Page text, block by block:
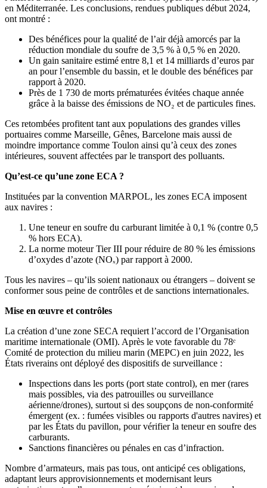
en Méditerranée. Les conclusions, rendues publiques début 2024,
ont montré :
Des bénéfices pour la qualité de l’air déjà amorcés par la
réduction mondiale du soufre de 3,5 % à 0,5 % en 2020.
Un gain sanitaire estimé entre 8,1 et 14 milliards d’euros par
an pour l’ensemble du bassin, et le double des bénéfices par
rapport à 2020.
Près de 1 730 de morts prématurées évitées chaque année
grâce à la baisse des émissions de NO₂ et de particules fines.
Ces retombées profitent tant aux populations des grandes villes
portuaires comme Marseille, Gênes, Barcelone mais aussi de
moindre importance comme Toulon ainsi qu’à ceux des zones
intérieures, souvent affectées par le transport des polluants.
Qu’est-ce qu’une zone ECA ?
Instituées par la convention MARPOL, les zones ECA imposent
aux navires :
Une teneur en soufre du carburant limitée à 0,1 % (contre 0,5
% hors ECA).
La norme moteur Tier III pour réduire de 80 % les émissions
d’oxydes d’azote (NOₓ) par rapport à 2000.
Tous les navires – qu’ils soient nationaux ou étrangers – doivent se
conformer sous peine de contrôles et de sanctions internationales.
Mise en œuvre et contrôles
La création d’une zone SECA requiert l’accord de l’Organisation
maritime internationale (OMI). Après le vote favorable du 78ᵉ
Comité de protection du milieu marin (MEPC) en juin 2022, les
États riverains ont déployé des dispositifs de surveillance :
Inspections dans les ports (port state control), en mer (rares
mais possibles, via des patrouilles ou surveillance
aérienne/drones), surtout si des soupçons de non-conformité
émergent (ex. : fumées visibles ou rapports d'autres navires) et
par les États du pavillon, pour vérifier la teneur en soufre des
carburants.
Sanctions financières ou pénales en cas d’infraction.
Nombre d’armateurs, mais pas tous, ont anticipé ces obligations,
adaptant leurs approvisionnements et modernisant leurs